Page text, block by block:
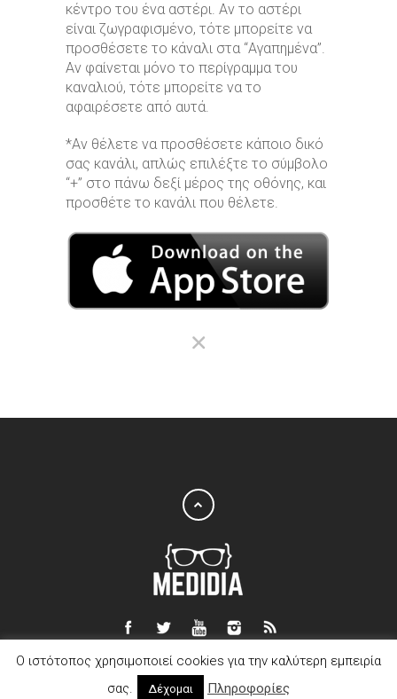
κέντρο του ένα αστέρι. Αν το αστέρι
είναι ζωγραφισμένο, τότε μπορείτε να
προσθέσετε το κάναλι στα “Αγαπημένα”.
Αν φαίνεται μόνο το περίγραμμα του
καναλιού, τότε μπορείτε να το
αφαιρέσετε από αυτά.
*Αν θέλετε να προσθέσετε κάποιο δικό
σας κανάλι, απλώς επιλέξτε το σύμβολο
“+” στο πάνω δεξί μέρος της οθόνης, και
προσθέτε το κανάλι που θέλετε.
Copyright © 2015 - Stokidis Andreas
Ο ιστότοπος χρησιμοποιεί cookies για την καλύτερη εμπειρία
σας.
Δέχομαι Πληροφορίες